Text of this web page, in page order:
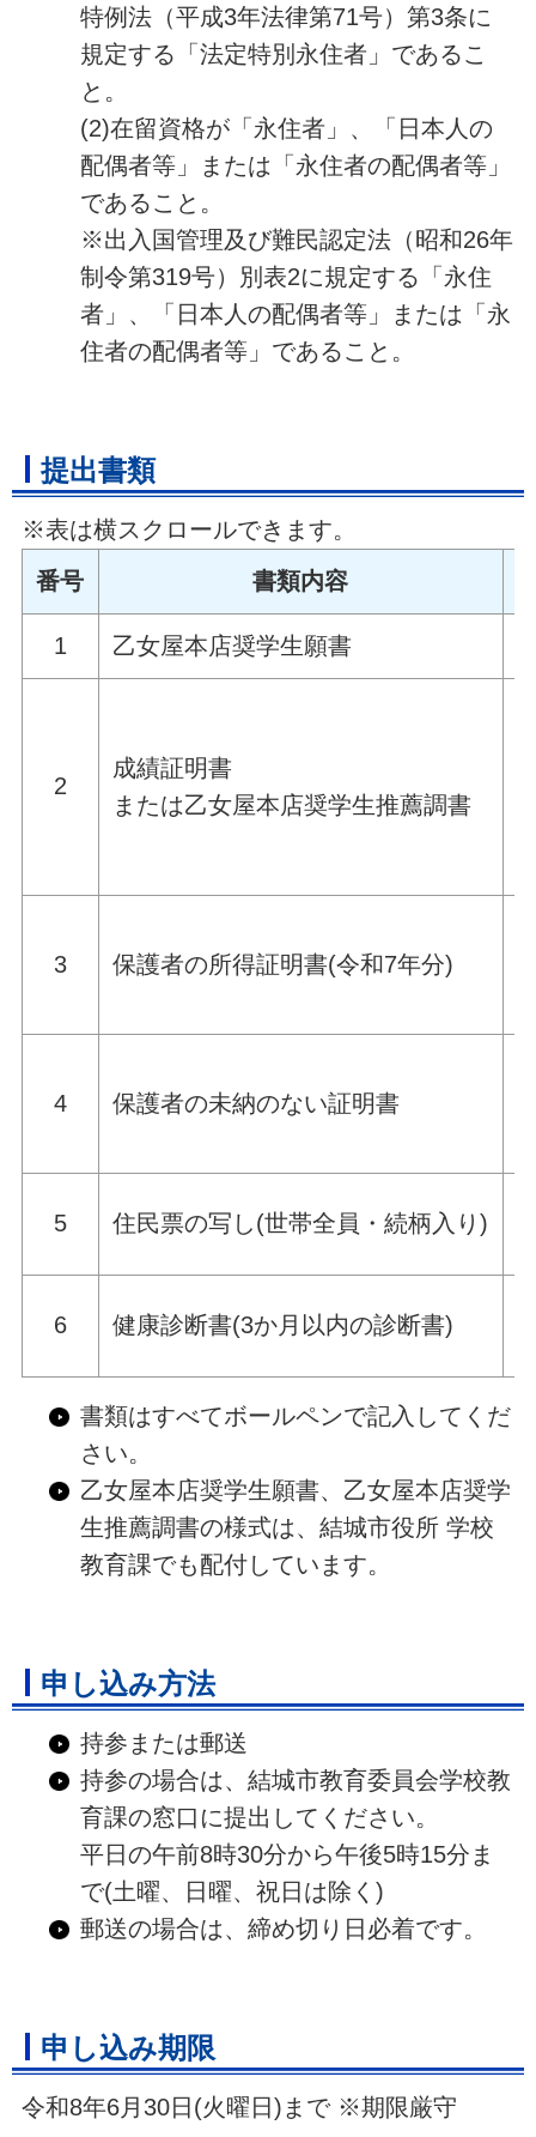
特例法（平成3年法律第71号）第3条に
規定する「法定特別永住者」であるこ
と。
(2)在留資格が「永住者」、「日本人の
配偶者等」または「永住者の配偶者等」
であること。
※出入国管理及び難民認定法（昭和26年
制令第319号）別表2に規定する「永住
者」、「日本人の配偶者等」または「永
住者の配偶者等」であること。
提出書類
※表は横スクロールできます。
番号
書類内容
1 乙女屋本店奨学生願書
2
成績証明書
または乙女屋本店奨学生推薦調書
3 保護者の所得証明書(令和7年分)
4 保護者の未納のない証明書
5 住民票の写し(世帯全員・続柄入り)
6 健康診断書(3か月以内の診断書)
書類はすべてボールペンで記入してくだ
さい。
乙女屋本店奨学生願書、乙女屋本店奨学
生推薦調書の様式は、結城市役所 学校
教育課でも配付しています。
申し込み方法
持参または郵送
持参の場合は、結城市教育委員会学校教
育課の窓口に提出してください。
平日の午前8時30分から午後5時15分ま
で(土曜、日曜、祝日は除く)
郵送の場合は、締め切り日必着です。
申し込み期限
令和8年6月30日(火曜日)まで ※期限厳守